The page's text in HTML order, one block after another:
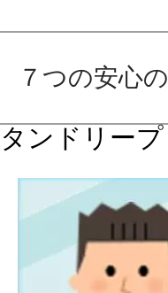
７つの安心
タンドリー